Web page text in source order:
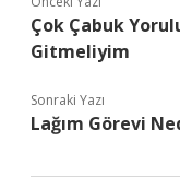
Çok Çabuk
Gitmeliyim
Sonraki Yazı
Lağım Görevi